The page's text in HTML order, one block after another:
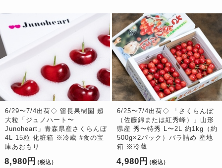
6/29〜7/4出荷◇ 留長果樹園 超
大粒「ジュノハート〜
Junoheart」青森県産さくらんぼ
4L 15粒 化粧箱 ※冷蔵 #食の宝
庫あおもり
8,980円 （税込）
6/25〜7/4出荷◇ 「さくらんぼ
（佐藤錦または紅秀峰）」山形
県産 秀〜特秀 L〜2L 約1kg（約
500g×2パック）バラ詰め 産地
箱 ※冷蔵
4,980円 （税込）